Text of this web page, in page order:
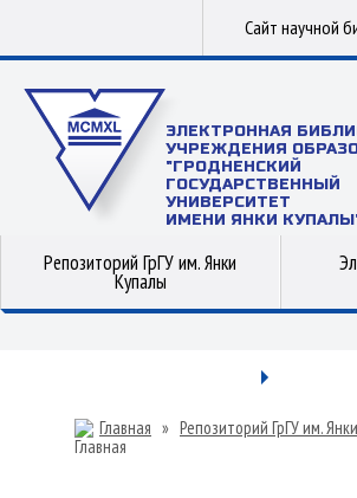
Сайт научной
ЭЛЕКТРОННАЯ
УЧРЕЖДЕНИЯ
"ГРОДНЕНСКИЙ
ГОСУДАРСТВЕННЫЙ
УНИВЕРСИТЕТ
ИМЕНИ ЯНКИ
Репозиторий ГрГУ им. Янки
Купалы
Главная » Репозиторий ГрГУ им.